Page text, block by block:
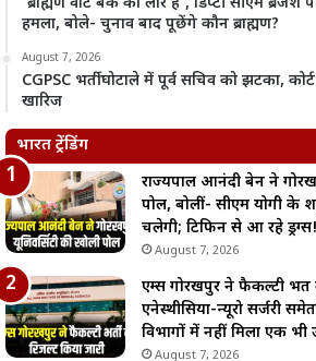
हमला, बोले- चुनाव बाद पूछेंगे कौन ब्राह्मण?
August 7, 2026
CGPSC भर्ती घोटाले में पूर्व सचिव को झटका,
खारिज
भारत ट्रेंडिंग
राज्यपाल आनंदी बेन ने
पोल, बोलीं- सीएम योगी के
चलेगी; टिफिन से आ रहे ड्रग्स!
August 7, 2026
एम्स गोरखपुर ने फैकल्टी भर्ती
एनेस्थीसिया-न्यूरो सर्जरी
विभागों में नहीं मिला एक भी
August 7, 2026